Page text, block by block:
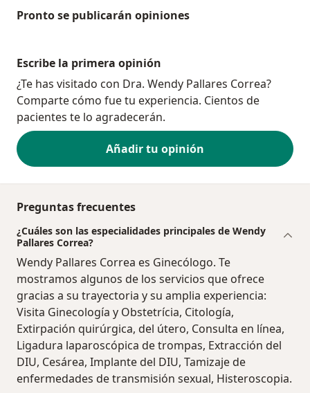
Pronto se publicarán opiniones
Escribe la primera opinión
¿Te has visitado con Dra. Wendy Pallares Correa?
Comparte cómo fue tu experiencia. Cientos de
pacientes te lo agradecerán.
Añadir tu opinión
Preguntas frecuentes
¿Cuáles son las especialidades principales de Wendy
Pallares Correa?
Wendy Pallares Correa es Ginecólogo. Te
mostramos algunos de los servicios que ofrece
gracias a su trayectoria y su amplia experiencia:
Visita Ginecología y Obstetrícia, Citología,
Extirpación quirúrgica, del útero, Consulta en línea,
Ligadura laparoscópica de trompas, Extracción del
DIU, Cesárea, Implante del DIU, Tamizaje de
enfermedades de transmisión sexual, Histeroscopia.